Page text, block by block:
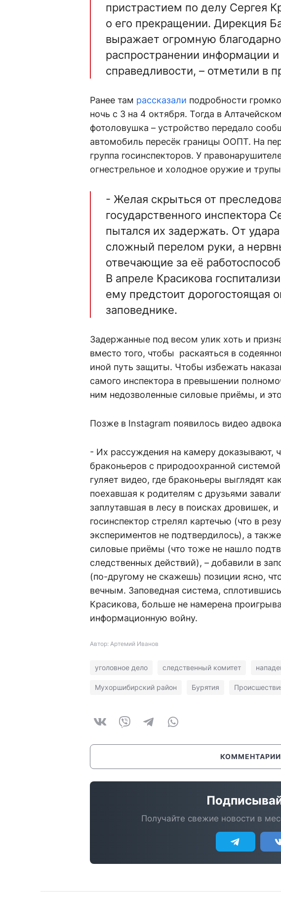
пристрастием по делу Сергея
о его прекращении. Дирекция
выражает огромную
распространении информации
справедливости, – отметили в
Ранее там рассказали подробности
ночь с 3 на 4 октября. Тогда в
фотоловушка – устройство передало
автомобиль пересёк границы ООПТ. На
группа госинспекторов. У
огнестрельное и холодное оружие и
- Желая скрыться от
государственного инспектора
пытался их задержать. От
сложный перелом руки, а
отвечающие за её
В апреле Красикова
ему предстоит дорогостоящая
заповеднике.
Задержанные под весом улик хоть и
вместо того, чтобы раскаяться в
иной путь защиты. Чтобы избежать
самого инспектора в превышении
ним недозволенные силовые приёмы, и
Позже в Instagram появилось видео
- Их рассуждения на камеру доказывают,
браконьеров с природоохранной
гуляет видео, где браконьеры выглядят
поехавшая к родителям с друзьями
заплутавшая в лесу в поисках дровишек,
госинспектор стрелял картечью (что в
экспериментов не подтвердилось), а
силовые приёмы (что тоже не нашло
следственных действий), – добавили в
(по-другому не скажешь) позиции ясно,
вечным. Заповедная система,
Красикова, больше не намерена
информационную войну.
Автор: Артемий Иванов
уголовное дело следственный комитет
Мухоршибирский район Бурятия
КОММЕНТАРИИ
Получайте свежие новости в